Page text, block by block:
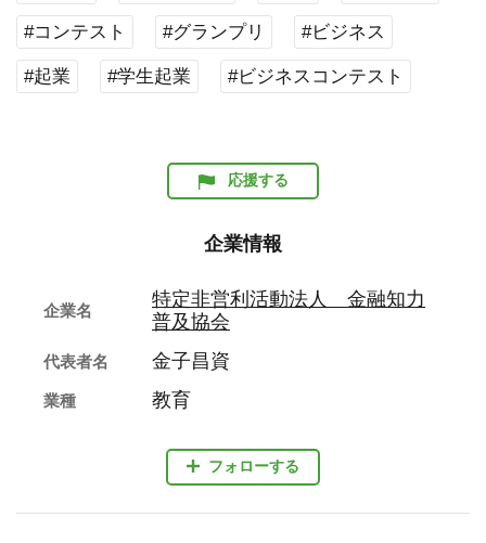
#コンテスト #グランプリ #ビジネス
#起業 #学生起業 #ビジネスコンテスト
応援する
企業情報
フォローする
企業名
特定非営利活動法人 金融知力
普及協会
代表者名 金子昌資
業種 教育